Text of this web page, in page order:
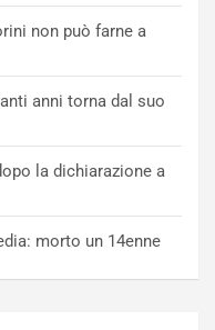
non può farne a
anni torna dal suo
la dichiarazione a
morto un 14enne